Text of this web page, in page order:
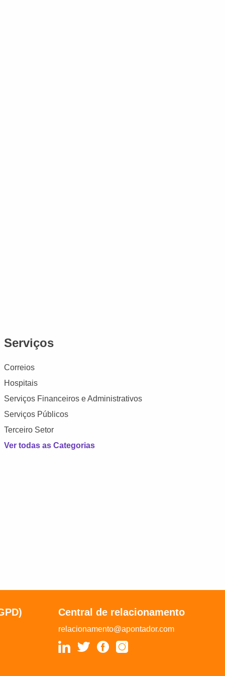
Serviços
Correios
Hospitais
Serviços Financeiros e Administrativos
Serviços Públicos
Terceiro Setor
Ver todas as Categorias
Central de relacionamento
relacionamento@apontador.com